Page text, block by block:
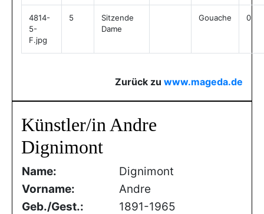
4814-
5-
F.jpg
5
Sitzende
Dame
Gouache 0
Zurück zu www.mageda.de
Künstler/in Andre
Dignimont
Name:
Dignimont
Vorname:
Andre
Geb./Gest.:
1891-1965